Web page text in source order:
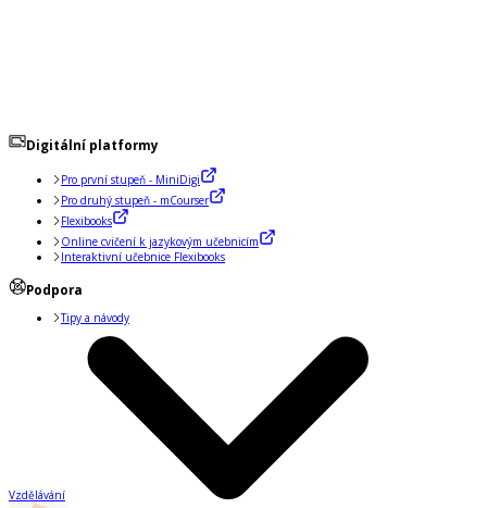
Digitální platformy
Pro první stupeň - MiniDigi
Pro druhý stupeň - mCourser
Flexibooks
Online cvičení k jazykovým učebnicím
Interaktivní učebnice Flexibooks
Podpora
Tipy a návody
Vzdělávání